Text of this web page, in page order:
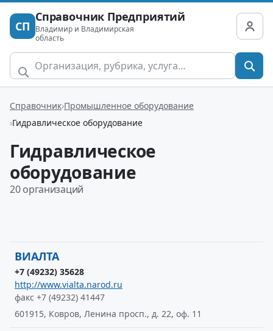
СП
Справочник Предприятий
Владимир и Владимирская
область
Справочник Промышленное оборудование
Гидравлическое оборудование
Гидравлическое
оборудование
20 организаций
ВИАЛТА
+7 (49232) 35628
http://www.vialta.narod.ru
факс +7 (49232) 41447
601915, Ковров, Ленина просп., д. 22, оф. 11